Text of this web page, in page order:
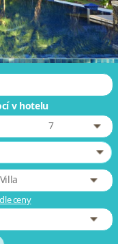
v hotelu
7
ceny